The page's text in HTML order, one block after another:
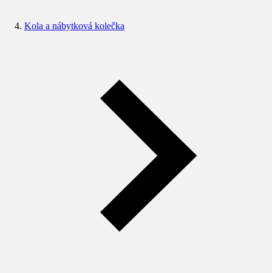
Kola a nábytková kolečka